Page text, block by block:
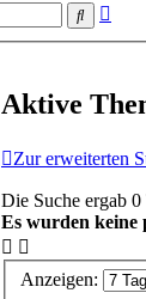
Suche
Aktive
Zur erweiterten
Die Suche ergab 0
Es wurden keine
Anzeigen: